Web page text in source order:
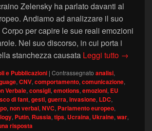
Zelensky ha parlato davanti al
Andiamo ad analizzare il suo
per capire le sue reali emozioni
Nel suo discorso, in cui porta i
stanchezza causata Leggi tutto Il
→
e Pubblicazioni | Contrassegnato analisi,
,CNV,comportamento,comunicazione,
Verbale,consigli,emotions,emozioni, EU
di fant,gesti,guerra,invasione, LDC,
,non verbal,NVC, Parlamento europeo,
, Putin, Russia,tips, Ucraina, Ukraine,war,
risposta